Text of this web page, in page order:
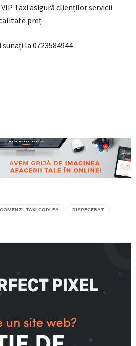
Taxi asigură clienților servicii
preț.
la 0723584944
COMENZI TAXI CODLEA DISPECERAT